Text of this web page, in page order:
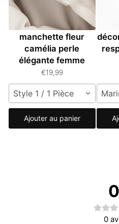
Boutons de
manchette fleur
camélia perle
élégante femme
€19,99
Style 1 / 1 Pièce
Ajouter au panier
0
0